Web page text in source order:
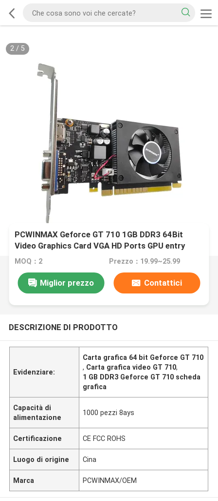
2/ 5
PCWINMAX Geforce GT 710 1GB DDR3 64Bit
Video Graphics Card VGA HD Ports GPU entry
level per desktop
MOQ：2 Prezzo：19.99~25.99
Miglior prezzo Contattici
DESCRIZIONE DI PRODOTTO
Evidenziare:
Carta grafica 64 bit Geforce GT 710
, Carta grafica video GT 710,
1 GB DDR3 Geforce GT 710 scheda
grafica
Capacità di
alimentazione
1000 pezzi 8ays
Certificazione CE FCC ROHS
Luogo di origine Cina
Marca PCWINMAX/OEM